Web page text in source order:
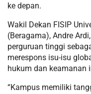
ke depan.
Wakil Dekan FISIP
(Beragama), Andre
perguruan tinggi
merespons isu-isu
hukum dan keamanan
“Kampus memiliki